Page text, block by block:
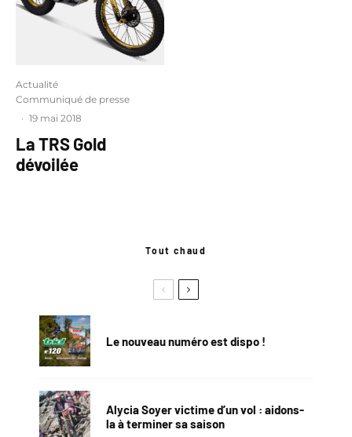
Actualité
Communiqué de presse
· 19 mai 2018
La TRS Gold
dévoilée
Tout chaud
Le nouveau numéro est dispo !
Alycia Soyer victime d’un vol : aidons-
la à terminer sa saison